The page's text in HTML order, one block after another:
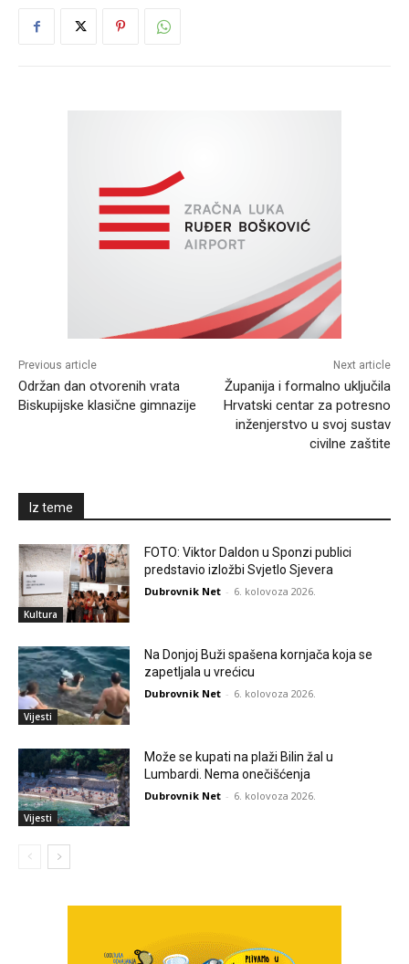
Previous article
Održan dan otvorenih vrata
Biskupijske klasične gimnazije
Next article
Županija i formalno uključila
Hrvatski centar za potresno
inženjerstvo u svoj sustav
civilne zaštite
Iz teme
Kultura
FOTO: Viktor Daldon u Sponzi publici
predstavio izložbi Svjetlo Sjevera
Dubrovnik Net - 6. kolovoza 2026.
Vijesti
Na Donjoj Buži spašena kornjača koja se
zapetljala u vrećicu
Dubrovnik Net - 6. kolovoza 2026.
Vijesti
Može se kupati na plaži Bilin žal u
Lumbardi. Nema onečišćenja
Dubrovnik Net - 6. kolovoza 2026.